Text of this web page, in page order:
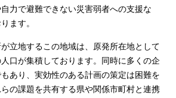
力で避難できない災害弱者への支援な
ます。
立地するこの地域は、原発所在地として
口が集積しております。同時に多くの企
あり、実効性のある計画の策定は困難を
の課題を共有する県や関係市町村と連携